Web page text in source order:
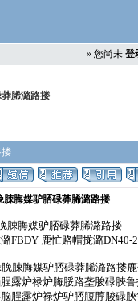
» 您尚未 登
脪潞路搂
脨脢媒驴脴碌莽脪潞路搂
脨脢媒驴脴碌莽脪潞路搂
FBDY 鹿忙赂帽拢潞DN40-
脨脢媒驴脴碌莽脪潞路搂
露炉禄炉脢脮路垄脧碌脥
脭露炉禄炉驴脴脰脝脧碌